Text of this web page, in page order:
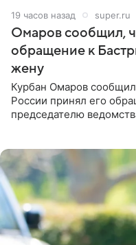
19 часов назад super.ru
Омаров сообщил,
обращение к
жену
Курбан Омаров
России принял его
председателю